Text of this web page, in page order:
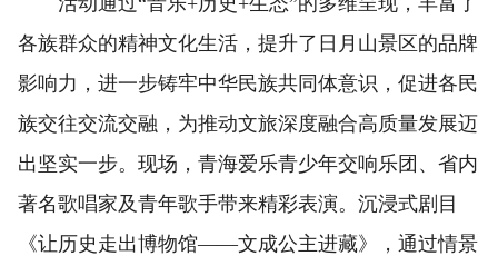
各族群众的精神文化生活，提升了日月山景区的品牌
影响力，进一步铸牢中华民族共同体意识，促进各民
族交往交流交融，为推动文旅深度融合高质量发展迈
出坚实一步。现场，青海爱乐青少年交响乐团、省内
著名歌唱家及青年歌手带来精彩表演。沉浸式剧目
《让历史走出博物馆——文成公主进藏》，通过情景